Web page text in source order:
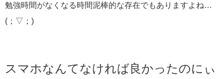
勉強時間がなくなる時間泥棒的な存在でもありますよね…
(；▽；)
スマホなんてなければ良かったのにぃ